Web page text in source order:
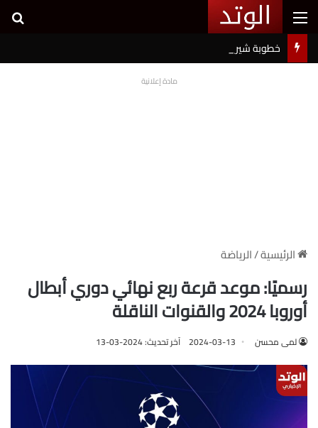
القائمة
مادة إعلانية
الرئيسية/الرياضة
رسميًا: موعد قرعة ربع نهائي دوري أبطال
أوروبا 2024 والقنوات الناقلة
لمى محسن 2024-03-13 آخر تحديث: 2024-03-13